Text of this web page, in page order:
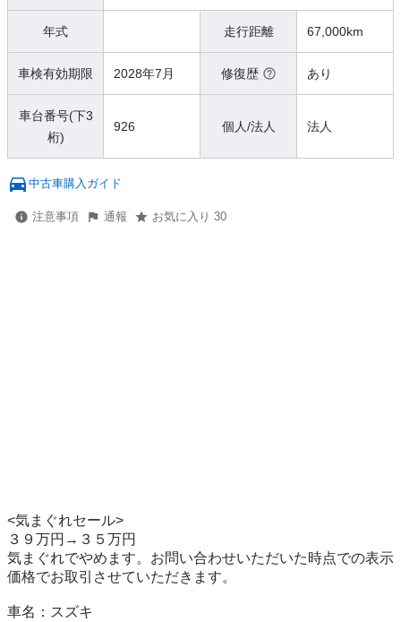
年式 走行距離 67,000km
車検有効期限 2028年7月 修復歴 あり
車台番号(下3
桁)
926 個人/法人 法人
中古車購入ガイド
注意事項 通報 お気に入り 30
<気まぐれセール>
３９万円→３５万円
気まぐれでやめます。お問い合わせいただいた時点での表示
価格でお取引させていただきます。
車名：スズキ